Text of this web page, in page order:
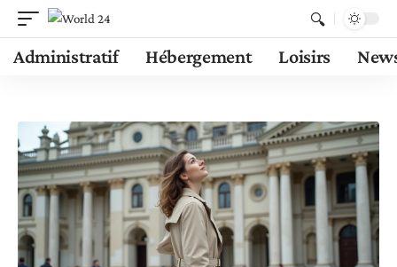
Administratif Hébergement Loisirs